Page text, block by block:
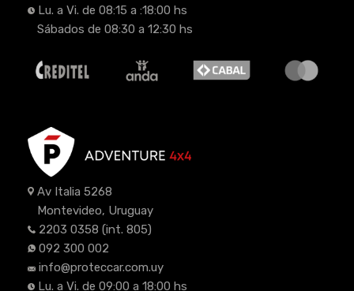
Lu. a Vi. de 08:15 a :18:00 hs
Sábados de 08:30 a 12:30 hs
Av Italia 5268
Montevideo, Uruguay
2203 0358 (int. 805)
092 300 002
info@proteccar.com.uy
Lu. a Vi. de 09:00 a 18:00 hs